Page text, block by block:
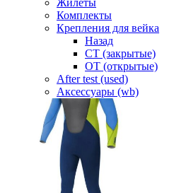
Комплекты
Крепления для вейка
Назад
CT (закрытые)
OT (открытые)
After test (used)
Аксессуары (wb)